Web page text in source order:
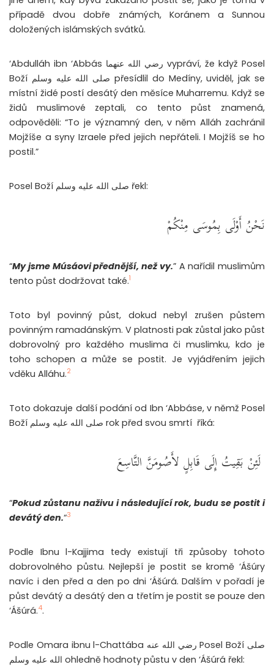
případě dvou dobře známých, Koránem a Sunnou
doložených islámských svátků.
‘Abdulláh ibn ‘Abbás رضي الله عنهما vypráví, že když Posel
Boží صلى الله عليه وسلم přesídlil do Medíny, uviděl, jak se
místní židé postí desátý den měsíce Muharremu. Když se
židů muslimové zeptali, co tento půst znamená,
odpověděli: “To je významný den, v něm Alláh zachránil
Mojžíše a syny Izraele před jejich nepřáteli. I Mojžíš se ho
postil.”
Posel Boží صلى الله عليه وسلم řekl:
نَحْنُ أَوْلَى بِمُوسَى مِنْكُمْ
“My jsme Músáovi přednější, než vy.” A nařídil muslimům
tento půst dodržovat také.1
Toto byl povinný půst, dokud nebyl zrušen půstem
povinným ramadánským. V platnosti pak zůstal jako půst
dobrovolný pro každého muslima či muslimku, kdo je
toho schopen a může se postit. Je vyjádřením jejich
vděku Alláhu.2
Toto dokazuje další podání od Ibn ‘Abbáse, v němž Posel
Boží صلى الله عليه وسلم rok před svou smrtí říká:
‏ لَئِنْ بَقِيتُ إِلَى قَابِلٍ لأَصُومَنَّ التَّاسِعَ
“Pokud zůstanu naživu i následující rok, budu se postit i
devátý den.“3
Podle Ibnu l-Kajjima tedy existují tři způsoby tohoto
dobrovolného půstu. Nejlepší je postit se kromě ‘Ášúry
navíc i den před a den po dni ‘Ášúrá. Dalším v pořadí je
půst devátý a desátý den a třetím je postit se pouze den
‘Ášúrá.4.
Podle Omara ibnu l-Chattába رضي الله عنه Posel Boží صلى
الله عليه وسلم ohledně hodnoty půstu v den ‘Ášúrá řekl: